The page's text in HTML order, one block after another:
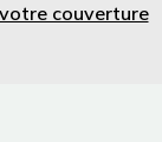
couverture